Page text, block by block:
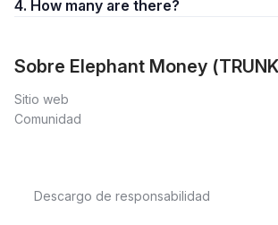
4. How many are there?
Sobre Elephant Money
Sitio web
Comunidad
Descargo de responsabilidad